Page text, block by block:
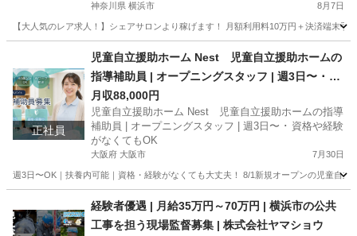
神奈川県 横浜市 8月7日
【大人気のレア求人！】シェアサロンより稼げます！ 月額利用料10万円＋決済端末
美容師 フリーランス
正社員
児童自立援助ホーム Nest 児童自立援助ホームの
指導補助員 | オープニングスタッフ | 週3日〜 ･ 資
格や経験がなくてもOK
月収88,000円
児童自立援助ホーム Nest 児童自立援助ホームの指導
補助員 | オープニングスタッフ | 週3日〜 ･ 資格や経験
がなくてもOK
大阪府 大阪市 7月30日
週3日〜OK｜扶養内可能｜資格・経験がなくても大丈夫！ 8/1新規オープンの児童自
その他
経験者優遇 | 月給35万円～70万円 | 横浜市の公共
工事を担う現場監督募集 | 株式会社ヤマショウ